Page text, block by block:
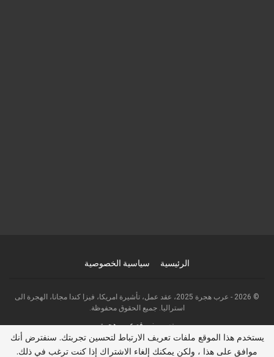
الرئيسية سياسية الخصوصية
© 2026 - عرب هجرة 2025، عقد عمل، تأشيرة امريكا، فيزا كندا مجانا، الهجرة الى
استراليا. جميع الحقوق محفوظة.
تصميم:موقع عرب هجرة
يستخدم هذا الموقع ملفات تعريف الارتباط لتحسين تجربتك. سنفترض أنك
موافق على هذا ، ولكن يمكنك إلغاء الاشتراك إذا كنت ترغب في ذلك.